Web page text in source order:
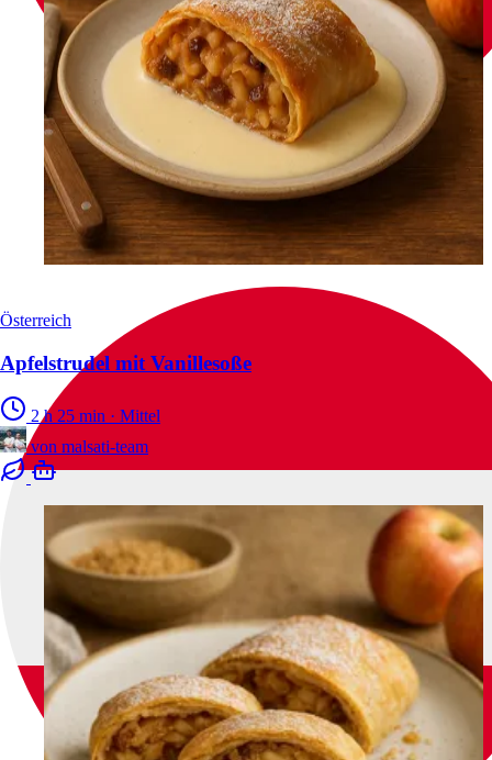
Österreich
Apfelstrudel mit Vanillesoße
2 h 25 min · Mittel
von malsati-team